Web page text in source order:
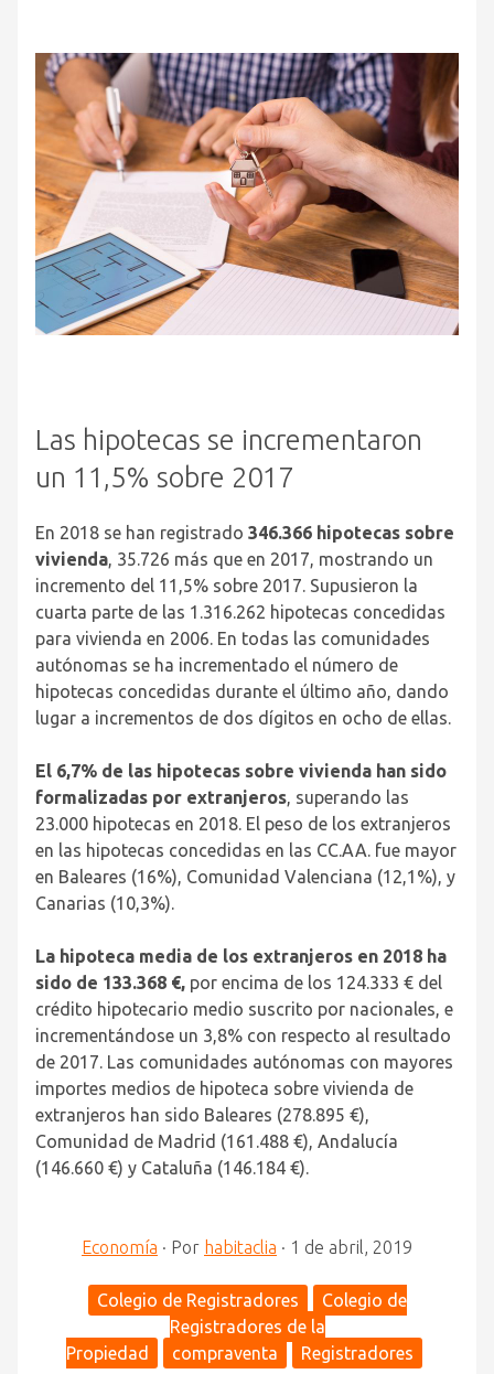
Las hipotecas se incrementaron
un 11,5% sobre 2017
En 2018 se han registrado 346.366 hipotecas sobre
vivienda, 35.726 más que en 2017, mostrando un
incremento del 11,5% sobre 2017. Supusieron la
cuarta parte de las 1.316.262 hipotecas concedidas
para vivienda en 2006. En todas las comunidades
autónomas se ha incrementado el número de
hipotecas concedidas durante el último año, dando
lugar a incrementos de dos dígitos en ocho de ellas.
El 6,7% de las hipotecas sobre vivienda han sido
formalizadas por extranjeros, superando las
23.000 hipotecas en 2018. El peso de los extranjeros
en las hipotecas concedidas en las CC.AA. fue mayor
en Baleares (16%), Comunidad Valenciana (12,1%), y
Canarias (10,3%).
La hipoteca media de los extranjeros en 2018 ha
sido de 133.368 €, por encima de los 124.333 € del
crédito hipotecario medio suscrito por nacionales, e
incrementándose un 3,8% con respecto al resultado
de 2017. Las comunidades autónomas con mayores
importes medios de hipoteca sobre vivienda de
extranjeros han sido Baleares (278.895 €),
Comunidad de Madrid (161.488 €), Andalucía
(146.660 €) y Cataluña (146.184 €).
Economía · Por habitaclia · 1 de abril, 2019
Colegio de Registradores
Colegio de
Registradores de la
Propiedad
compraventa Registradores